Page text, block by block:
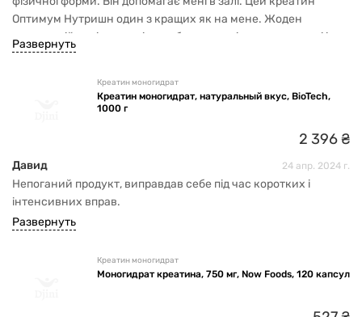
Оптимум Нутришн один з кращих як на мене. Жоден
попередній варіант мені не забезпечив відчуття легкості і
реальну результативність. Дозування тут теж оптимальне.
безкоштовна доставка!
Развернуть
Креатин моногидрат
Креатин моногидрат, натуральный вкус, BioTech,
1000 г
2 396₴
Давид 24 апр. 2024 г.
Непоганий продукт, виправдав себе під час коротких і
інтенсивних вправ.
Развернуть
Креатин моногидрат
Моногидрат креатина, 750 мг, Now Foods, 120 капсул